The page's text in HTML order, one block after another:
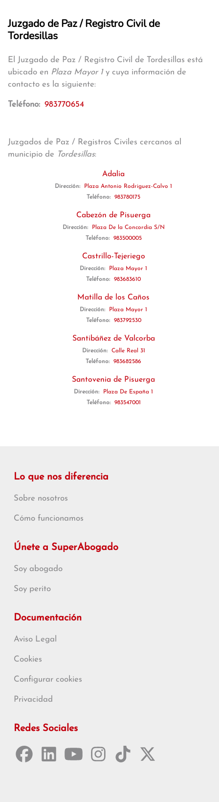
Juzgado de Paz / Registro Civil de
Tordesillas
El Juzgado de Paz / Registro Civil de Tordesillas está
ubicado en Plaza Mayor 1y cuya información de
contacto es la siguiente:
Teléfono: 983770654
Juzgados de Paz / Registros Civiles cercanos al
municipio de Tordesillas:
Adalia
Dirección:
Plaza Antonio Rodriguez-Calvo 1
Teléfono:
983780175
Cabezón de Pisuerga
Dirección:
Plaza De la Concordia S/N
Teléfono:
983500005
Castrillo-Tejeriego
Dirección:
Plaza Mayor 1
Teléfono:
983683610
Matilla de los Caños
Dirección:
Plaza Mayor 1
Teléfono:
983792530
Santibáñez de Valcorba
Dirección:
Calle Real 31
Teléfono:
983682586
Santovenia de Pisuerga
Dirección:
Plaza De España 1
Teléfono:
983547001
Lo que nos diferencia
Sobre nosotros
Cómo funcionamos
Únete a SuperAbogado
Soy abogado
Soy perito
Documentación
Aviso Legal
Cookies
Configurar cookies
Privacidad
Redes Sociales